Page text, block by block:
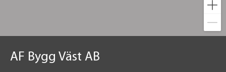
AF Bygg Väst AB